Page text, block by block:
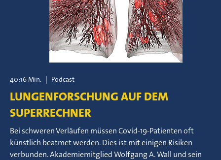
40:16 Min. | Podcast
LUNGENFORSCHUNG AUF DEM
SUPERRECHNER
Bei schweren Verläufen müssen Covid-19-Patienten oft
künstlich beatmet werden. Dies ist mit einigen Risiken
verbunden. Akademiemitglied Wolfgang A. Wall und sein